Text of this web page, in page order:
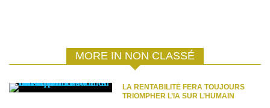
MORE IN NON CLASSÉ
LA RENTABILITÉ FERA TOUJOURS
TRIOMPHER L’IA SUR L’HUMAIN